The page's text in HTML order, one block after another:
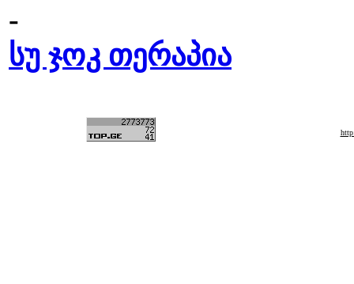
-
სუ ჯოკ თერაპია